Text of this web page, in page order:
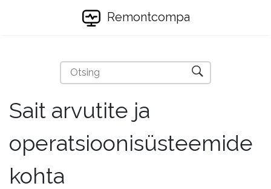
Remontcompa
Sait arvutite ja
operatsioonisüsteemide
kohta